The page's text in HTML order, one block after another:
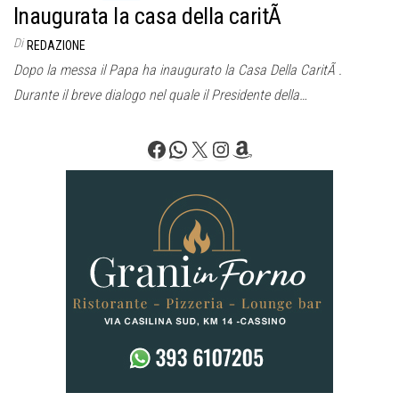
Inaugurata la casa della caritÃ
Di REDAZIONE
Dopo la messa il Papa ha inaugurato la Casa Della CaritÃ .
Durante il breve dialogo nel quale il Presidente della…
Facebook
WhatsApp
X Instagram
Amazon